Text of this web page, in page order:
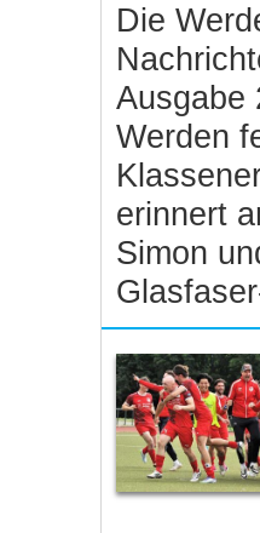
Die
Ausgabe
Werden
erinnert
Simon